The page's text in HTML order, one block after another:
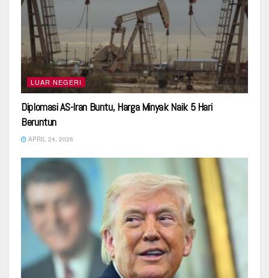
LUAR NEGERI
Diplomasi AS-Iran Buntu, Harga Minyak Naik 5 Hari
Beruntun
APRIL 24, 2026